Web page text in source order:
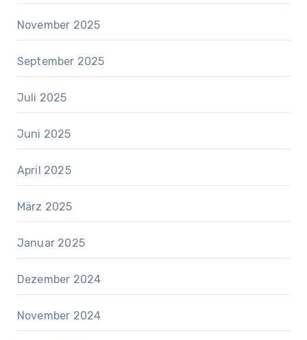
November 2025
September 2025
Juli 2025
Juni 2025
April 2025
März 2025
Januar 2025
Dezember 2024
November 2024